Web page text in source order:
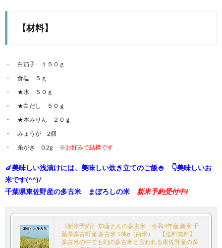
【材料】
白茄子 １５０ｇ
食塩 ５ｇ
★水 ５０ｇ
★白だし ５０ｇ
★本みりん ２０ｇ
みょうが 2個
糸がき 0.2g ※お好みで結構です
🍆美味しい浅漬けには、美味しい炊き立てのご飯🍚 👇美味しいお
米です(^^)/
千葉県東佐野産の多古米 まぼろしの米 新米予約受付中❕
《新米予約》 加藤さんの多古米 令和4年産 新米 千
葉県多古町産 多古米 10kg（白米） 【送料無料】
多古米の中でも幻の多古米と言われる東佐野産の多